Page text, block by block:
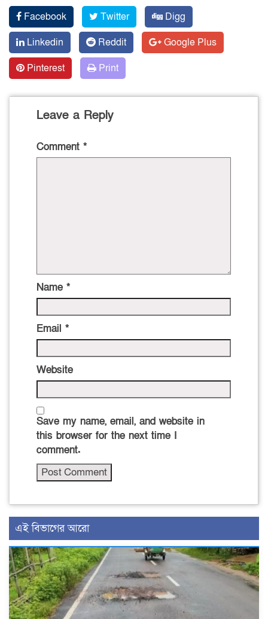
Facebook Twitter
Digg
Linkedin
Reddit
Google Plus
Pinterest
Print
Leave a Reply
Comment *
Name *
Email *
Website
Save my name, email, and website in
this browser for the next time I
comment.
এই বিভাগের আরো